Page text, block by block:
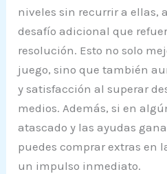
niveles sin recurrir a ellas,
desafío adicional que
resolución. Esto no solo
juego, sino que también
y satisfacción al superar
medios. Además, si en
atascado y las ayudas
puedes comprar extras en
un impulso inmediato.